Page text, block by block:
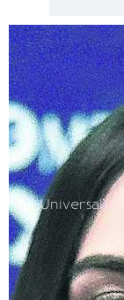
(El Universal)